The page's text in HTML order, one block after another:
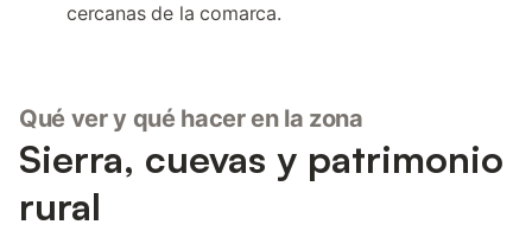
cercanas de la comarca.
Qué ver y qué hacer en la zona
Sierra, cuevas y patrimonio
rural